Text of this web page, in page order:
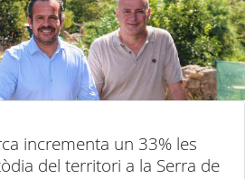
incrementa un 33% les
del territori a la Serra de